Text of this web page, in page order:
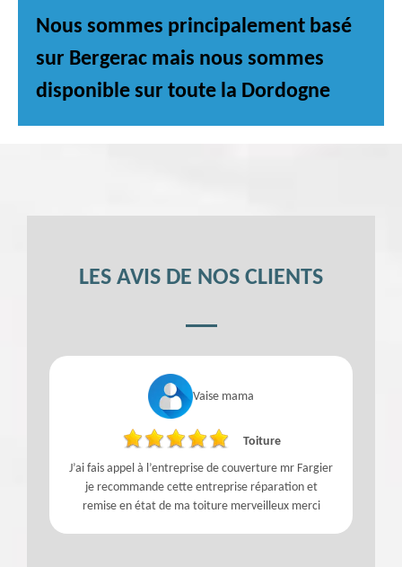
Nous sommes principalement basé
sur Bergerac mais nous sommes
disponible sur toute la Dordogne
LES AVIS DE NOS CLIENTS
Vaise mama
Toiture
J’ai fais appel à l’entreprise de couverture mr Fargier
je recommande cette entreprise réparation et
remise en état de ma toiture merveilleux merci